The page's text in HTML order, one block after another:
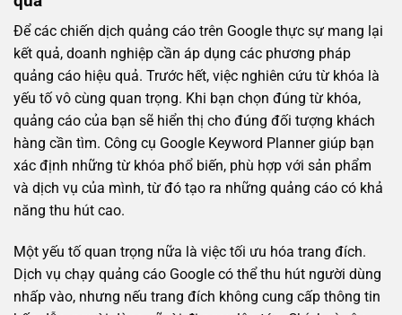
Để các chiến dịch quảng cáo trên Google thực sự mang lại
kết quả, doanh nghiệp cần áp dụng các phương pháp
quảng cáo hiệu quả. Trước hết, việc nghiên cứu từ khóa là
yếu tố vô cùng quan trọng. Khi bạn chọn đúng từ khóa,
quảng cáo của bạn sẽ hiển thị cho đúng đối tượng khách
hàng cần tìm. Công cụ Google Keyword Planner giúp bạn
xác định những từ khóa phổ biến, phù hợp với sản phẩm
và dịch vụ của mình, từ đó tạo ra những quảng cáo có khả
năng thu hút cao.
Một yếu tố quan trọng nữa là việc tối ưu hóa trang đích.
Dịch vụ chạy quảng cáo Google có thể thu hút người dùng
nhấp vào, nhưng nếu trang đích không cung cấp thông tin